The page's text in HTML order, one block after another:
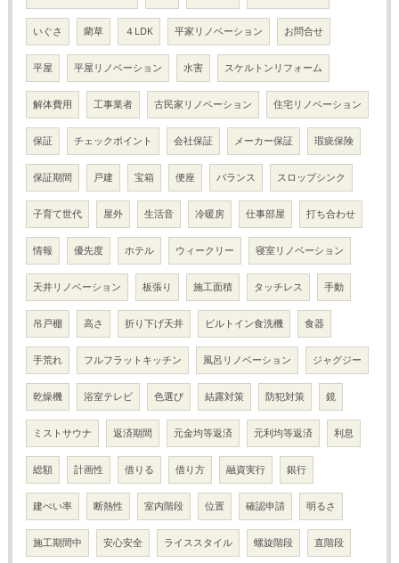
いぐさ 藺草 ４LDK 平家リノベーション お問合せ
平屋 平屋リノベーション 水害 スケルトンリフォーム
解体費用 工事業者 古民家リノベーション 住宅リノベーション
保証 チェックポイント 会社保証 メーカー保証 瑕疵保険
保証期間 戸建 宝箱 便座 バランス スロップシンク
子育て世代 屋外 生活音 冷暖房 仕事部屋 打ち合わせ
情報 優先度 ホテル ウィークリー 寝室リノベーション
天井リノベーション 板張り 施工面積 タッチレス 手動
吊戸棚 高さ 折り下げ天井 ビルトイン食洗機 食器
手荒れ フルフラットキッチン 風呂リノベーション ジャグジー
乾燥機 浴室テレビ 色選び 結露対策 防犯対策 鏡
ミストサウナ 返済期間 元金均等返済 元利均等返済 利息
総額 計画性 借りる 借り方 融資実行 銀行
建ぺい率 断熱性 室内階段 位置 確認申請 明るさ
施工期間中 安心安全 ライススタイル 螺旋階段 直階段